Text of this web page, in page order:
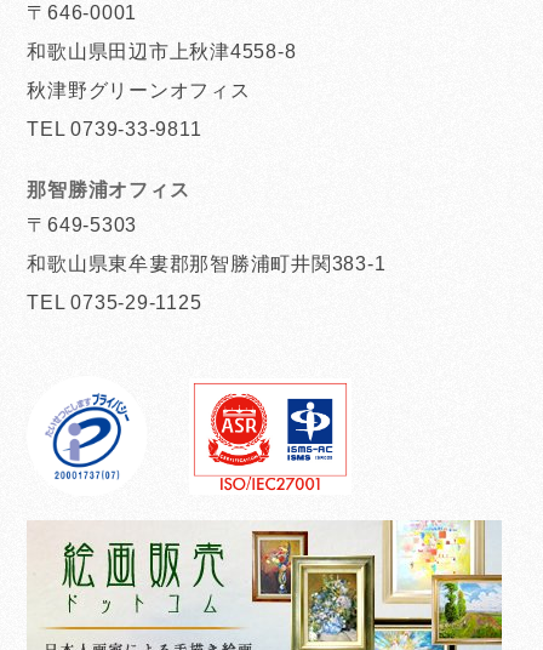
〒646-0001
和歌山県田辺市上秋津4558-8
秋津野グリーンオフィス
TEL 0739-33-9811
那智勝浦オフィス
〒649-5303
和歌山県東牟婁郡那智勝浦町井関383-1
TEL 0735-29-1125